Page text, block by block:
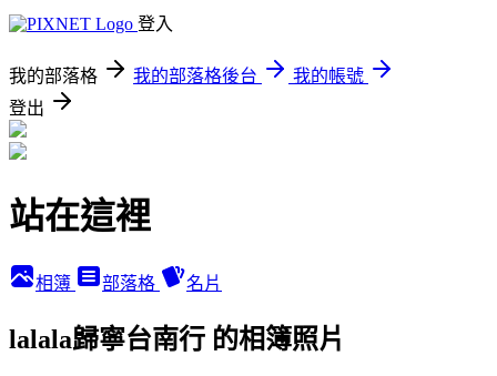
登入
我的部落格 我的部落格後台
我的帳號
登出
站在這裡
相簿 部落格 名片
lalala歸寧台南行 的相簿照片